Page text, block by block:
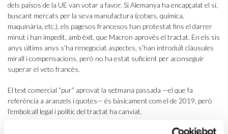
dels països de la UE van votar a favor. Si Alemanya ha encapçalat el sí,
buscant mercats per la seva manufactura (cotxes, química,
maquinària, etc.), els pagesos francesos han protestat fins el darrer
minut i han impedit, amb èxit, que Macron aprovés el tractat. En els sis
anys últims anys s’ha renegociat aspectes, s’han introduït clàusules
mirall i compensacions, però no ha estat suficient per aconseguir
superar el veto francès.
El text comercial “pur” aprovat la setmana passada —el que fa
referència a aranzels i quotes— és bàsicament com el de 2019, però
l’embolcall legal i polític del tractat ha canviat.